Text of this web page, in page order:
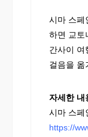
시마 스페
하면 교토
간사이 여
걸음을 옮
자세한 내
시마 스페
https://